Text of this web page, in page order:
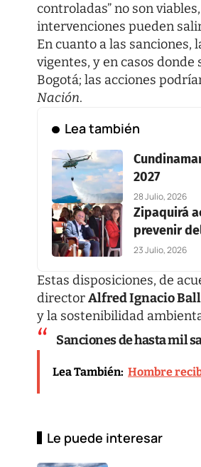
controladas” no son
intervenciones pueden
En cuanto a las
vigentes, y en casos
Bogotá; las acciones
Nación.
Lea también
2027
28 Julio, 2026
Zipaquirá
prevenir
23 Julio, 2026
Estas disposiciones, de
directorAlfred Ignacio
y la sostenibilidad
Sanciones de hasta mil
Lea También: Hombre
Le puede interesar